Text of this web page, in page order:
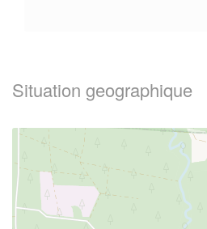
Situation geographique